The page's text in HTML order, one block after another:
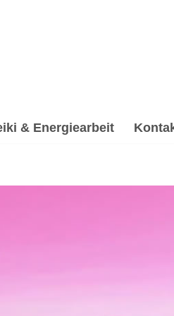
& Energiearbeit
& Trauerhilfe,
Reiki, ✔️ Psychologische
Zögere nicht,